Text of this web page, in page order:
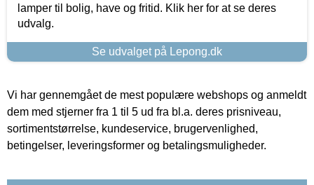
lamper til bolig, have og fritid. Klik her for at se deres
udvalg.
Se udvalget på Lepong.dk
Vi har gennemgået de mest populære webshops og anmeldt
dem med stjerner fra 1 til 5 ud fra bl.a. deres prisniveau,
sortimentstørrelse, kundeservice, brugervenlighed,
betingelser, leveringsformer og betalingsmuligheder.